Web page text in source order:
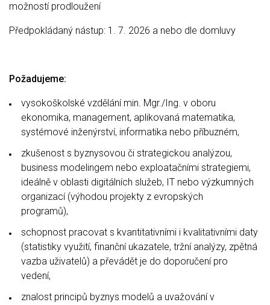
možností prodloužení
Předpokládaný nástup: 1. 7. 2026 a nebo dle domluvy
Požadujeme:
vysokoškolské vzdělání min. Mgr./Ing. v oboru
ekonomika, management, aplikovaná matematika,
systémové inženýrství, informatika nebo příbuzném,
zkušenost s byznysovou či strategickou analýzou,
business modelingem nebo exploatačními strategiemi,
ideálně v oblasti digitálních služeb, IT nebo výzkumných
organizací (výhodou projekty z evropských
programů),
schopnost pracovat s kvantitativními i kvalitativními daty
(statistiky využití, finanční ukazatele, tržní analýzy, zpětná
vazba uživatelů) a převádět je do doporučení pro
vedení,
znalost principů byznys modelů a uvažování v